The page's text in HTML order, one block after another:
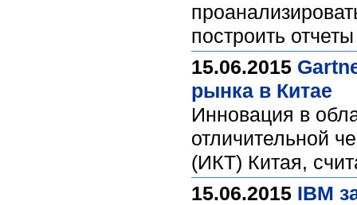
построить
15.06.2015
рынка в Китае
Инновация в
отличительной
(ИКТ) Китая,
15.06.2015 IBM